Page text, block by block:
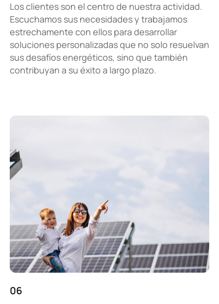
Los clientes son el centro de nuestra actividad.
Escuchamos sus necesidades y trabajamos
estrechamente con ellos para desarrollar
soluciones personalizadas que no solo resuelvan
sus desafíos energéticos, sino que también
contribuyan a su éxito a largo plazo.
06